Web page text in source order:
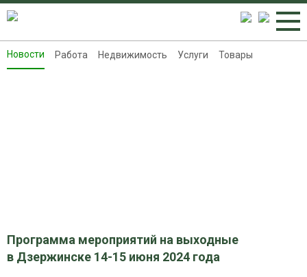
Новости
Новости Работа Недвижимость Услуги Товары
Программа мероприятий на выходные
в Дзержинске 14-15 июня 2024 года